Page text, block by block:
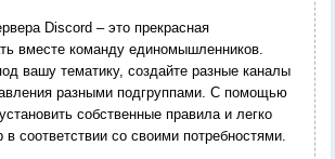
Discord – это прекрасная
вместе команду единомышленников.
вашу тематику, создайте разные каналы
разными подгруппами. С помощью
собственные правила и легко
в соответствии со своими потребностями.